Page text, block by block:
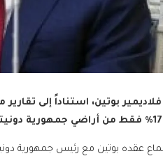
بوتين، استناداً إلى
عقده بوتين مع رئيس جمهورية